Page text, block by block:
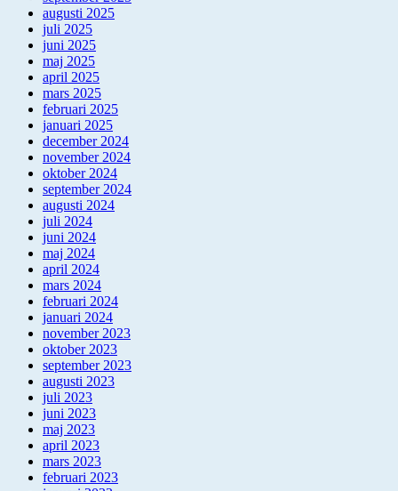
augusti 2025
juli 2025
juni 2025
maj 2025
april 2025
mars 2025
februari 2025
januari 2025
december 2024
november 2024
oktober 2024
september 2024
augusti 2024
juli 2024
juni 2024
maj 2024
april 2024
mars 2024
februari 2024
januari 2024
november 2023
oktober 2023
september 2023
augusti 2023
juli 2023
juni 2023
maj 2023
april 2023
mars 2023
februari 2023